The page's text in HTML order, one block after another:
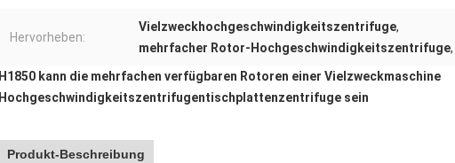
Hervorheben:
Vielzweckhochgeschwindigkeitszentrifuge,
mehrfacher Rotor-Hochgeschwindigkeitszentrifuge,
H1850 kann die mehrfachen verfügbaren Rotoren einer Vielzweckmaschine
Hochgeschwindigkeitszentrifugentischplattenzentrifuge sein
Produkt-Beschreibung